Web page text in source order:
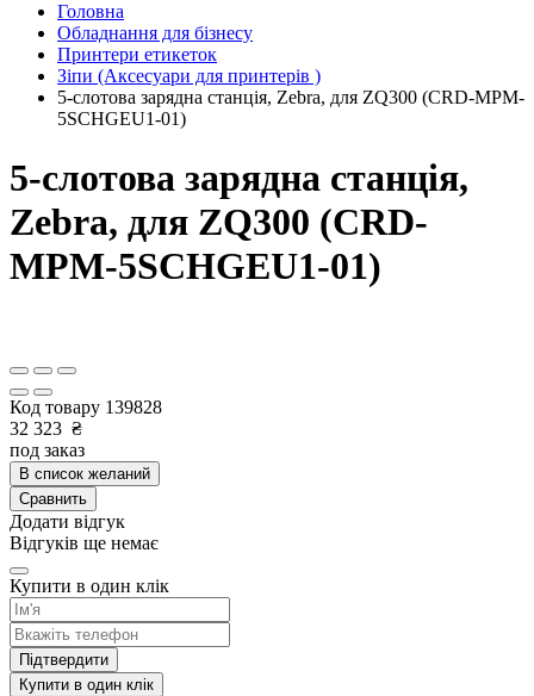
Головна
Обладнання для бізнесу
Принтери етикеток
Зіпи (Аксесуари для принтерів )
5-слотова зарядна станція, Zebra, для ZQ300 (CRD-MPM-
5SCHGEU1-01)
5-слотова зарядна станція,
Zebra, для ZQ300 (CRD-
MPM-5SCHGEU1-01)
Код товару 139828
32 323 ₴
под заказ
В список желаний
Сравнить
Додати відгук
Відгуків ще немає
Купити в один клік
Підтвердити
Купити в один клік